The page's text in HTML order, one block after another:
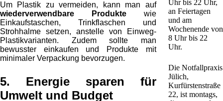
Um Plastik zu vermeiden, kann man auf
wiederverwendbare Produktewie
Einkaufstaschen, Trinkflaschen und
Strohhalme setzen, anstelle von Einweg-
Plastikvarianten. Zudem sollte man
bewusster einkaufen und Produkte mit
minimaler Verpackung bevorzugen.
5. Energie sparen für
Umwelt und Budget
Uhr bis 22 Uhr,
an Feiertagen
und am
Wochenende von
8 Uhr bis 22
Uhr.
Die Notfallpraxis
Jülich,
Kurfürstenstraße
22, ist montags,